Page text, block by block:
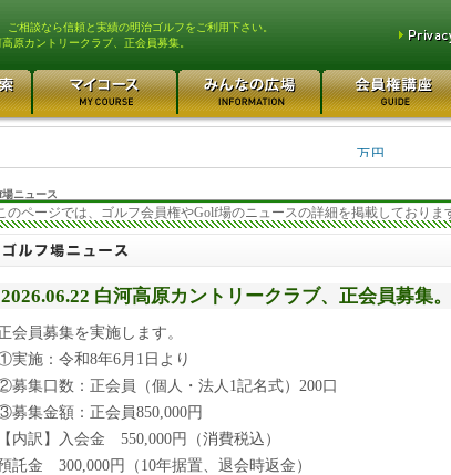
ご相談なら信頼と実績の明治ゴルフをご利用下さい。
原カントリークラブ、正会員募集。
平塚富士見カントリークラ... 700万円 都留カントリー倶
3400万円
さいたま梨花カントリー
万円
ニュース
のページでは、ゴルフ会員権やGolf場のニュースの詳細を掲載しておりま
2026.06.22 白河高原カントリークラブ、正会員募集。
会員募集を実施します。
実施：令和8年6月1日より
募集口数：正会員（個人・法人1記名式）200口
募集金額：正会員850,000円
内訳】入会金 550,000円（消費税込）
託金 300,000円（10年据置、退会時返金）